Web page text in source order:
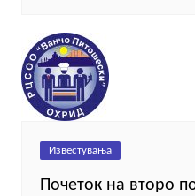
Известувања
Почеток на второ